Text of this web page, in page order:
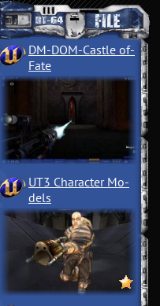
DM-DOM-Castle of­
Fate
UT3 Character Mo­
dels